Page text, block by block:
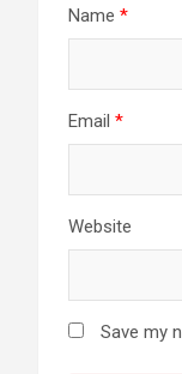
Name *
Email *
Website
Save my